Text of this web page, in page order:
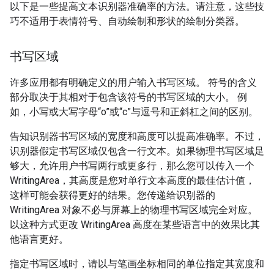
以下是一些提高文本识别器准确率的方法。请注意，这些技
巧不适用于表情符号、自动绘制和形状的绘制分类器。
书写区域
许多应用都有明确定义的用户输入书写区域。 符号的含义
部分取决于其相对于包含该符号的书写区域的大小。 例
如，小写或大写字母“o”或“c”与逗号和正斜杠之间的区别。
告知识别器书写区域的宽度和高度可以提高准确率。不过，
识别器假定书写区域仅包含一行文本。如果物理书写区域足
够大，允许用户书写两行或更多行，那么您可以传入一个
WritingArea，其高度是您对单行文本高度的最佳估计值，
这样可能会获得更好的结果。您传递给识别器的
WritingArea 对象不必与屏幕上的物理书写区域完全对应。
以这种方式更改 WritingArea 高度在某些语言中的效果比其
他语言更好。
指定书写区域时，请以与笔画坐标相同的单位指定其宽度和